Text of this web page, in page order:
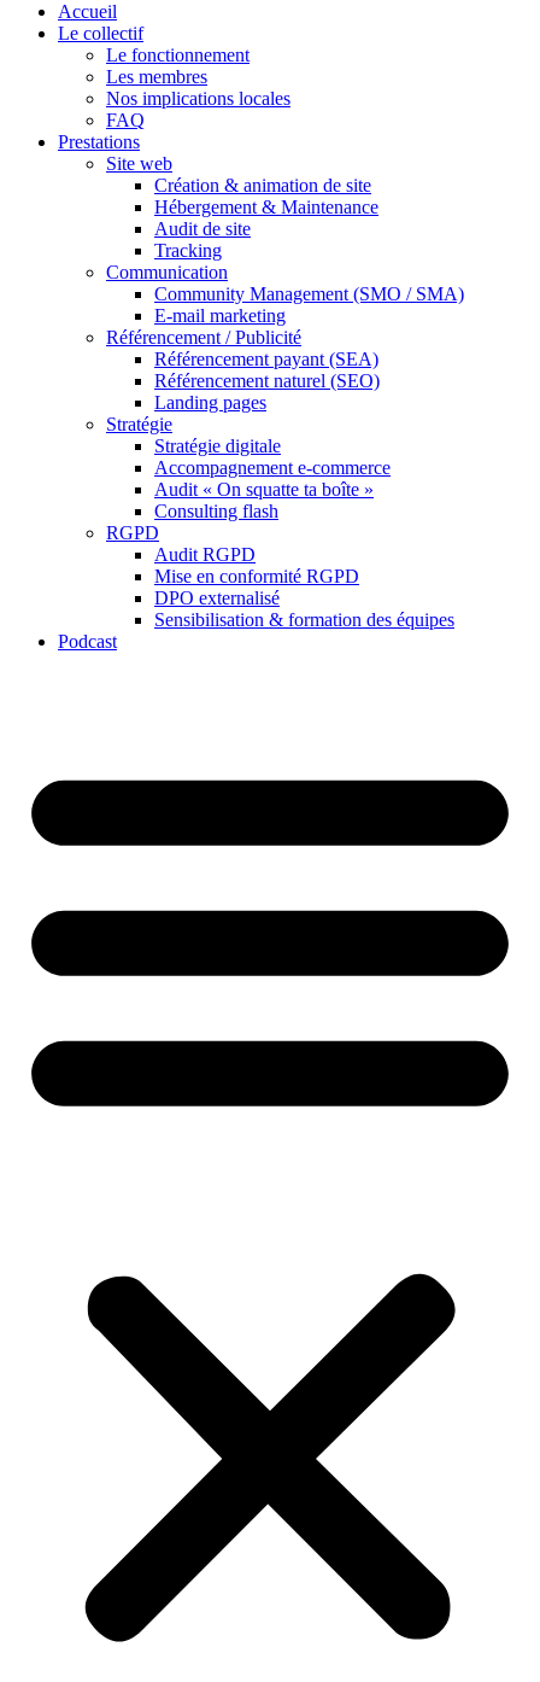
Accueil
Le collectif
Le fonctionnement
Les membres
Nos implications locales
FAQ
Prestations
Site web
Création & animation de site
Hébergement & Maintenance
Audit de site
Tracking
Communication
Community Management (SMO / SMA)
E-mail marketing
Référencement / Publicité
Référencement payant (SEA)
Référencement naturel (SEO)
Landing pages
Stratégie
Stratégie digitale
Accompagnement e-commerce
Audit « On squatte ta boîte »
Consulting flash
RGPD
Audit RGPD
Mise en conformité RGPD
DPO externalisé
Sensibilisation & formation des équipes
Podcast